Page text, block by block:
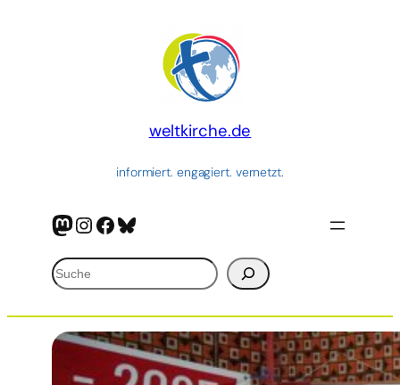
weltkirche.de
informiert. engagiert. vernetzt.
Mastodon
Instagram
Facebook
Bluesky
Suchen